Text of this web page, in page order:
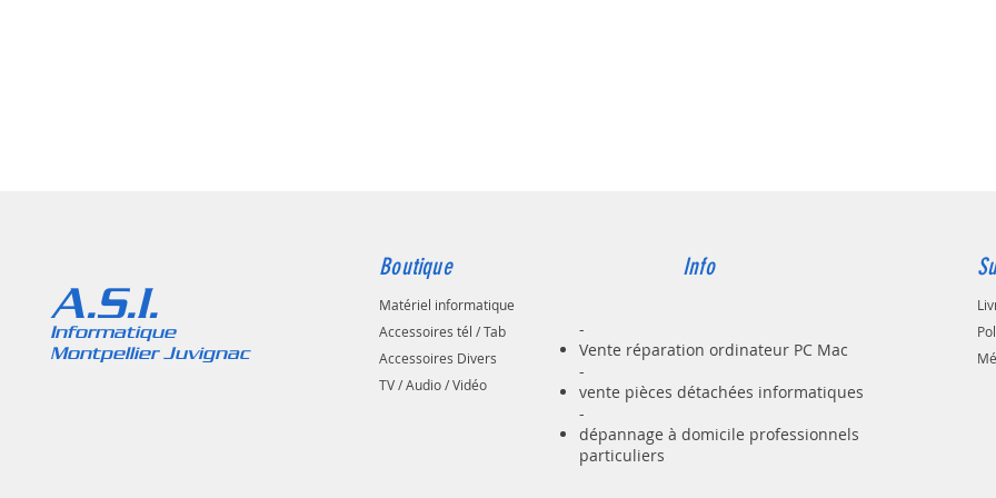
Win 8
pour
sobre.
Informatique
Montpellier Juvignac
A.S.I.
Boutique
Matériel informatique
Accessoires tél / Tab
Accessoires Divers
TV / Audio / Vidéo
Info
-
Vente réparation ordinateur PC Mac
-
vente pièces détachées informatiques
-
dépannage à domicile professionnels
particuliers